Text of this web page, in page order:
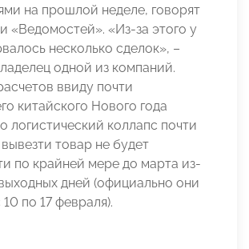
на прошлой неделе, говорят
«Ведомостей». «Из-за этого у
несколько сделок», –
одной из компаний.
ввиду почти
китайского Нового года
логистический коллапс почти
товар не будет
по крайней мере до марта из-
дней (официально они
по 17 февраля).